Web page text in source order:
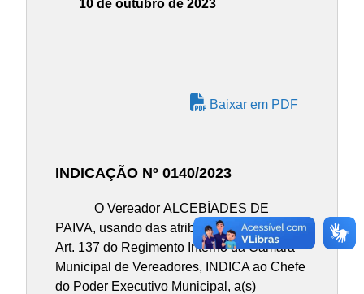
10 de outubro de 2023
Baixar em PDF
INDICAÇÃO Nº 0140/2023
O Vereador ALCEBÍADES DE
PAIVA, usando das atribuições contidas no
Art. 137 do Regimento Interno da Câmara
Municipal de Vereadores, INDICA ao Chefe
do Poder Executivo Municipal, a(s)